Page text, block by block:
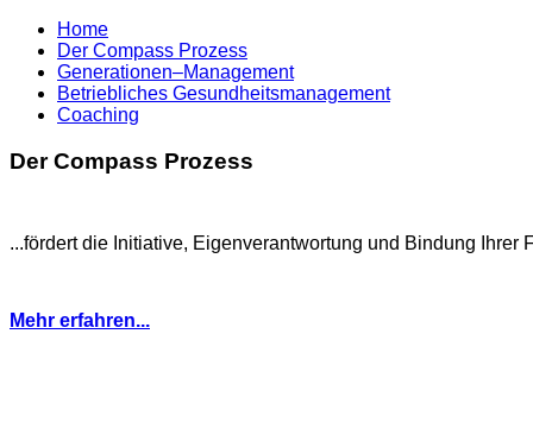
Home
Der Compass Prozess
Generationen–Management
Betriebliches Gesundheits­management
Coaching
Der Compass Prozess
...fördert die Initiative, Eigenverantwortung und Bindung
Mehr erfahren...